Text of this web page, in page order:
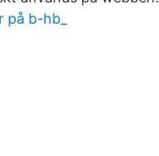
b-hb_